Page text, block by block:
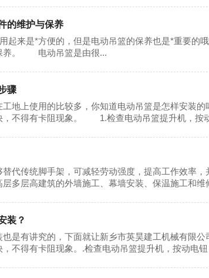
的维护与保养
来是*方便的，但是电动吊篮的保养也是*重要的
养。 电动吊篮是由很...
骤
上使用的比较多，你知道电动吊篮是怎样安装
，不得有卡阻现象。 1.检查电动吊篮提升机，按
替代传统脚手架，可减轻劳动强度，提高工作效率
多层高建筑的外墙施工、幕墙安装、保温施工和维
装？
也是有讲究的，下面就让新乡市英昊建工机械有限
不得有卡阻现象。.检查电动吊篮提升机，按动电